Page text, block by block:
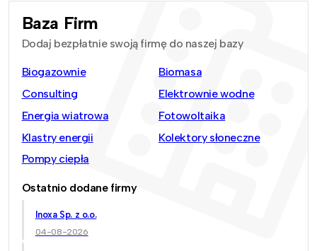
Baza Firm
Dodaj bezpłatnie swoją firmę do naszej bazy
Biogazownie
Biomasa
Consulting
Elektrownie wodne
Energia wiatrowa
Fotowoltaika
Klastry energii
Kolektory słoneczne
Pompy ciepła
Ostatnio dodane firmy
Inoxa Sp. z o.o.
04-08-2026